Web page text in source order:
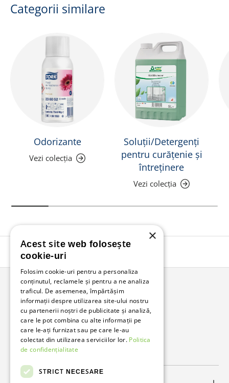
Categorii similare
Odorizante
Vezi colecția
Soluții/Detergenți
pentru curățenie și
întreținere
Vezi colecția
Înapoi în sus
Bunzl Romania
Soluții complete pentru afacerea ta.
FacebookLinkedIn
×
Acest site web folosește
cookie-uri
Folosim cookie-uri pentru a personaliza
conținutul, reclamele și pentru a ne analiza
traficul. De asemenea, împărtășim
informații despre utilizarea site-ului nostru
cu partenerii noștri de publicitate și analiză,
care le pot combina cu alte informații pe
care le-ați furnizat sau pe care le-au
colectat din utilizarea serviciilor lor. Politica
de confidențialitate
STRICT NECESARE